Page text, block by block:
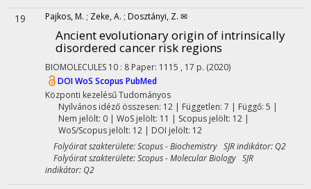
19 Pajkos, M. ; Zeke, A. ; Dosztányi, Z. ✉
Ancient evolutionary origin of intrinsically
disordered cancer risk regions
BIOMOLECULES 10 : 8 Paper: 1115 , 17 p. (2020)
DOIWoS Scopus PubMed
Központi kezelésűTudományos
Nyilvános idéző összesen: 12| Független: 7 | Függő: 5 |
Nem jelölt: 0 | WoS jelölt: 11 | Scopus jelölt: 12 |
WoS/Scopus jelölt: 12 | DOI jelölt: 12
Folyóirat szakterülete: Scopus - Biochemistry SJR indikátor: Q2
Folyóirat szakterülete: Scopus - Molecular Biology SJR
indikátor: Q2